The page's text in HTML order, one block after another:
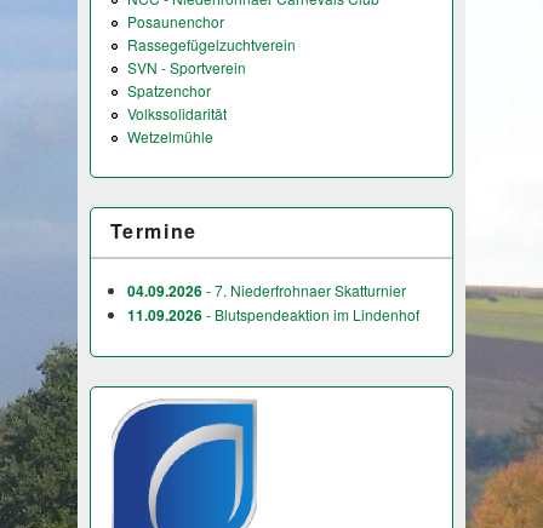
Posaunenchor
Rassegefügelzuchtverein
SVN - Sportverein
Spatzenchor
Volkssolidarität
Wetzelmühle
Termine
04.09.2026- 7. Niederfrohnaer Skatturnier
11.09.2026- Blutspendeaktion im Lindenhof